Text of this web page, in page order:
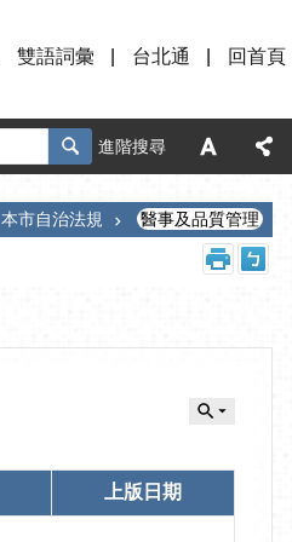
雙語詞彙 台北通 回首頁
進階搜尋
本市自治法規 醫事及品質管理
上版日期